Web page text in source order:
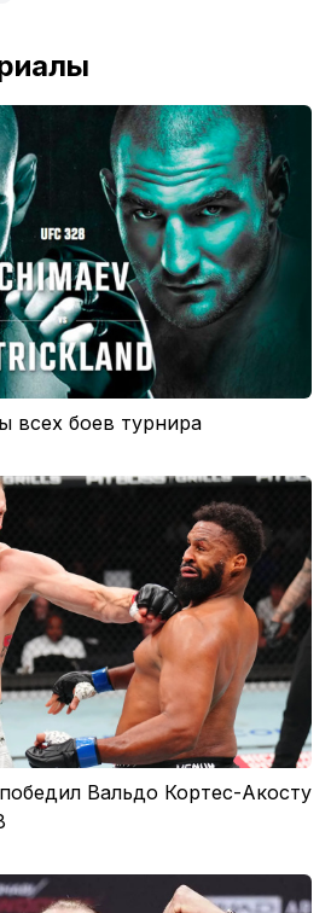
всех боев турнира
Вальдо Кортес-Акосту